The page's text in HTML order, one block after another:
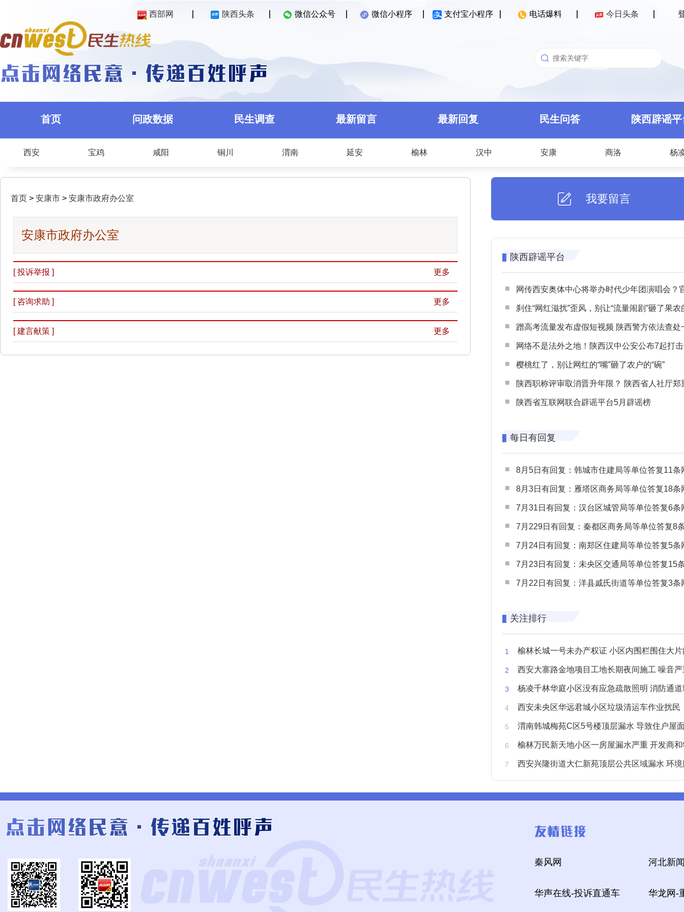
西部网 陕西头条 微信公众号 微信小程序 支付宝小程序 电话爆料 今日头条
首页 问政数据 民生调查 最新留言 最新回复 民生问答 陕西辟谣
西安 宝鸡 咸阳 铜川 渭南 延安 榆林 汉中 安康 商洛 杨
首页 > 安康市 > 安康市政府办公室
安康市政府办公室
[ 投诉举报 ] 更多
[ 咨询求助 ] 更多
[ 建言献策 ] 更多
我要留言
陕西辟谣平台
网传西安奥体中心将举办时代少年团演唱会？官方回应：纯
刹住“网红滋扰”歪风，别让“流量闹剧”砸了果农
蹭高考流量发布虚假短视频 陕西警方依法查处一起涉高考网络
网络不是法外之地！陕西汉中公安公布7起打击整治网谣网暴典型
樱桃红了，别让网红的“嘴”砸了农户的“碗”
陕西职称评审取消晋升年限？ 陕西省人社厅郑重声明 谨防职称评审不实言
陕西省互联网联合辟谣平台5月辟谣榜
每日有回复
8月5日有回复：韩城市住建局等单位答复11条网民
8月3日有回复：雁塔区商务局等单位答复18条网民
7月31日有回复：汉台区城管局等单位答复6条网民
7月229日有回复：秦都区商务局等单位答复8条网民
7月24日有回复：南郑区住建局等单位答复5条网民
7月23日有回复：未央区交通局等单位答复15条网民
7月22日有回复：洋县戚氏街道等单位答复3条网民
关注排行
榆林长城一号未办产权证 小区内围栏围住大片闲置
西安大寨路金地项目工地长期夜间施工 噪音严重
杨凌千林华庭小区没有应急疏散照明 消防通
西安未央区华远君城小区垃圾清运车作业扰民
渭南韩城梅苑C区5号楼顶层漏水 导致住户屋面被
榆林万民新天地小区一房屋漏水严重 开发商和物业不予
西安兴隆街道大仁新苑顶层公共区域漏水 环
秦风网 河北新
华声在线-投诉直通车 华龙网-